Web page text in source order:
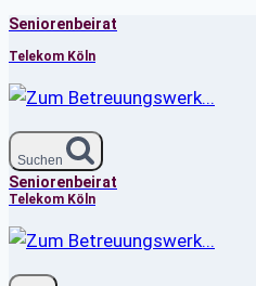
Zum
Inhalt
springen
Seniorenbeirat
Telekom Köln
Suchen
Seniorenbeirat
Telekom Köln